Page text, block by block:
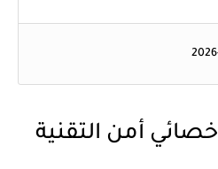
أمن التقنية